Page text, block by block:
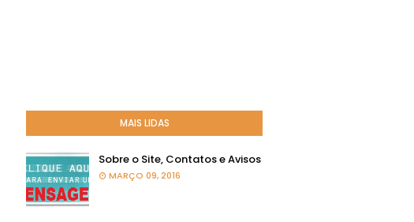
MAIS LIDAS
Sobre o Site, Contatos e Avisos
MARÇO 09, 2016